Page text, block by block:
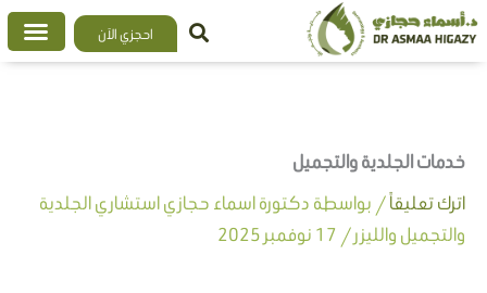
تخطي
إلى
احجزي الآن
خدمات الجلدية والتجميل
اترك تعليقاً/ بواسطة دكتورة اسماء حجازي استشاري الجلدية
والتجميل والليزر/ 17 نوفمبر 2025